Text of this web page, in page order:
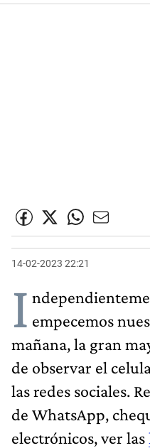
14-02-2023 22:21
I empecemos
mañana, la gran
de observar el
las redes sociales.
de WhatsApp,
electrónicos, ver las